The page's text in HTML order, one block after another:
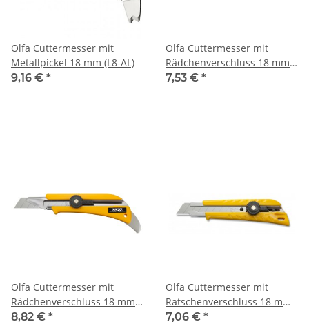
Olfa Cuttermesser mit
Metallpickel 18 mm (L8-AL)
9,16 € *
Olfa Cuttermesser mit
Rädchenverschluss 18 mm
(L-7)
7,53 € *
Olfa Cuttermesser mit
Rädchenverschluss 18 mm
(OL)
8,82 € *
Olfa Cuttermesser mit
Ratschenverschluss 18 mm
(L-1)
7,06 € *